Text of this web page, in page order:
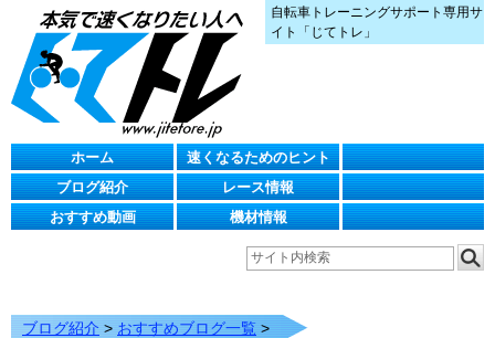
自転車トレーニングサポート専用サ
イト「じてトレ」
ホーム
速くなるためのヒント
ブログ紹介
レース情報
おすすめ動画
機材情報
ブログ紹介 > おすすめブログ一覧 >